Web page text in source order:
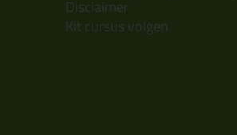
Disclaimer
Kit cursus volgen